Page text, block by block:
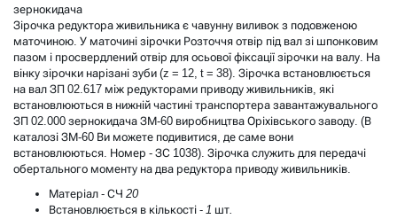
зернокидача
Зірочка редуктора живильника є чавунну виливок з подовженою
маточиною. У маточині зірочки Розточчя отвір під вал зі шпонковим
пазом і просвердлений отвір для осьової фіксації зірочки на валу. На
вінку зірочки нарізані зуби (z = 12, t = 38). Зірочка встановлюється
на вал ЗП 02.617 між редукторами приводу живильників, які
встановлюються в нижній частині транспортера завантажувального
ЗП 02.000 зернокидача ЗМ-60 виробництва Оріхівського заводу. (В
каталозі ЗМ-60 Ви можете подивитися, де саме вони
встановлюються. Номер - ЗС 1038). Зірочка служить для передачі
обертального моменту на два редуктора приводу живильників.
Матеріал - СЧ 20
Встановлюється в кількості - 1 шт.